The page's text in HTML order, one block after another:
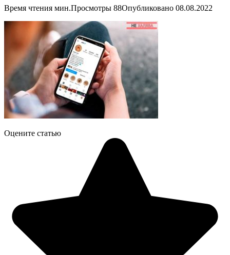
Время чтения мин.Просмотры 88Опубликовано 08.08.2022
Оцените статью